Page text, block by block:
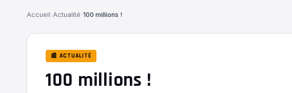
Accueil Actualité 100 millions !
📰 ACTUALITÉ
100 millions !